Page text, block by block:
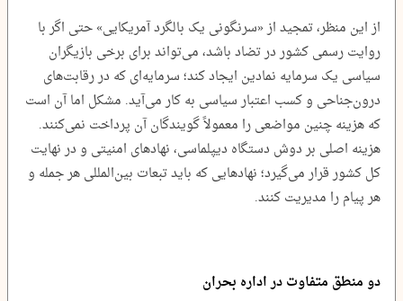
از این منظر، تمجید از «سرنگونی یک بالگرد آمریکایی» حتی اگر با
روایت رسمی کشور در تضاد باشد، می‌تواند برای برخی بازیگران
سیاسی یک سرمایه نمادین ایجاد کند؛ سرمایه‌ای که در رقابت‌های
درون‌جناحی و کسب اعتبار سیاسی به کار می‌آید. مشکل اما آن است
که هزینه چنین مواضعی را معمولاً گویندگان آن پرداخت نمی‌کنند.
هزینه اصلی بر دوش دستگاه دیپلماسی، نهادهای امنیتی و در نهایت
کل کشور قرار می‌گیرد؛ نهادهایی که باید تبعات بین‌المللی هر جمله و
هر پیام را مدیریت کنند.
دو منطق متفاوت در اداره بحران